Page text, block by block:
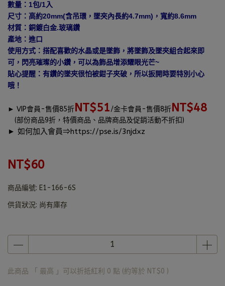
數量：1包/1入
尺寸：高約20mm(含吊環，墜夾內長約4.7mm)，寬約8.6mm
材質：銅鍍白金.玻璃鑽
產地：進口
使用方式：搭配喜歡的水晶或是墜飾，將墜飾及墜夾組合起來即
可，閃亮璀璨的小鑽，可以為飾品增添耀眼光芒~
貼心提醒：有鑽的墜夾很怕被鉗子夾破，所以扳開時要特別小心
哦！
► VIP會員-售價85折 NT$51/金卡會員-售價8折 NT$48
(部份商品9折，特價商品、品牌商品及促銷活動不折扣)
► 如何加入會員⇒https://pse.is/3njdxz
NT$60
商品編號: E1-166-6S
供貨狀況: 尚有庫存
此商品 「 最高 」可以折抵紅利 0 點 (約等於 NT$0 )